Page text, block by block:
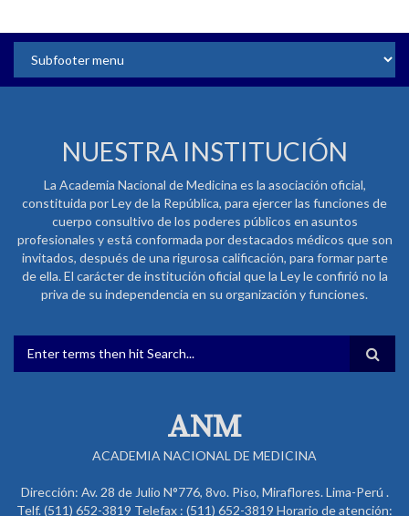
NUESTRA INSTITUCIÓN
La Academia Nacional de Medicina es la asociación oficial,
constituida por Ley de la República, para ejercer las funciones de
cuerpo consultivo de los poderes públicos en asuntos
profesionales y está conformada por destacados médicos que son
invitados, después de una rigurosa calificación, para formar parte
de ella. El carácter de institución oficial que la Ley le confirió no la
priva de su independencia en su organización y funciones.
FORMULARIO DE BÚSQUEDA
ANM
ACADEMIA NACIONAL DE MEDICINA
Dirección: Av. 28 de Julio N°776, 8vo. Piso, Miraflores. Lima-Perú .
Telf. (511) 652-3819 Telefax : (511) 652-3819 Horario de atención: